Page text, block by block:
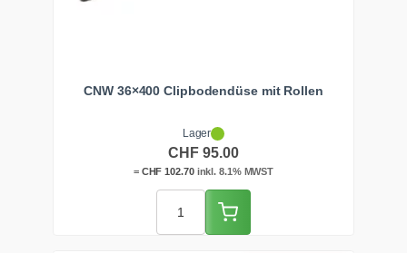
CNW 36×400 Clipbodendüse mit Rollen
Lager
CHF 95.00
= CHF 102.70inkl. 8.1% MWST